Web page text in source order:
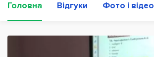
Головна Відгуки Фото і відео